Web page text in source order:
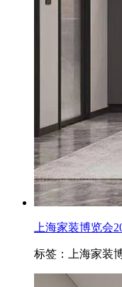
上海家装博览会
标签：上海家装